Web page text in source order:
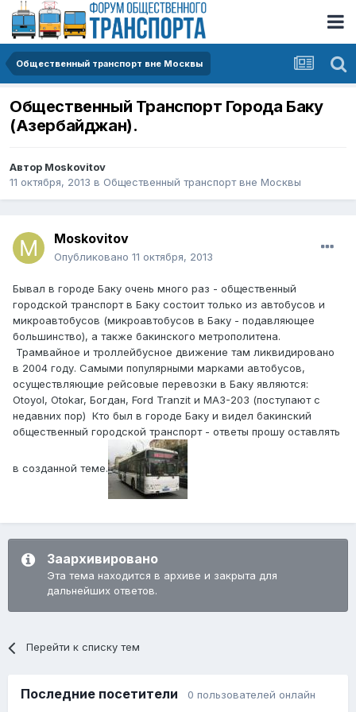
Общественный транспорт вне Москвы
Общественный Транспорт Города Баку
(Азербайджан).
Автор Moskovitov
11 октября, 2013 в Общественный транспорт вне Москвы
Moskovitov
Опубликовано 11 октября, 2013
Бывал в городе Баку очень много раз - общественный
городской транспорт в Баку состоит только из автобусов и
микроавтобусов (микроавтобусов в Баку - подавляющее
большинство), а также бакинского метрополитена.
Трамвайное и троллейбусное движение там ликвидировано
в 2004 году. Самыми популярными марками автобусов,
осуществляющие рейсовые перевозки в Баку являются:
Otoyol, Otokar, Богдан, Ford Tranzit и МАЗ-203 (поступают с
недавних пор) Кто был в городе Баку и видел бакинский
общественный городской транспорт - ответы прошу оставлять
в созданной теме.
Заархивировано
Эта тема находится в архиве и закрыта для
дальнейших ответов.
Перейти к списку тем
Последние посетители 0 пользователей онлайн